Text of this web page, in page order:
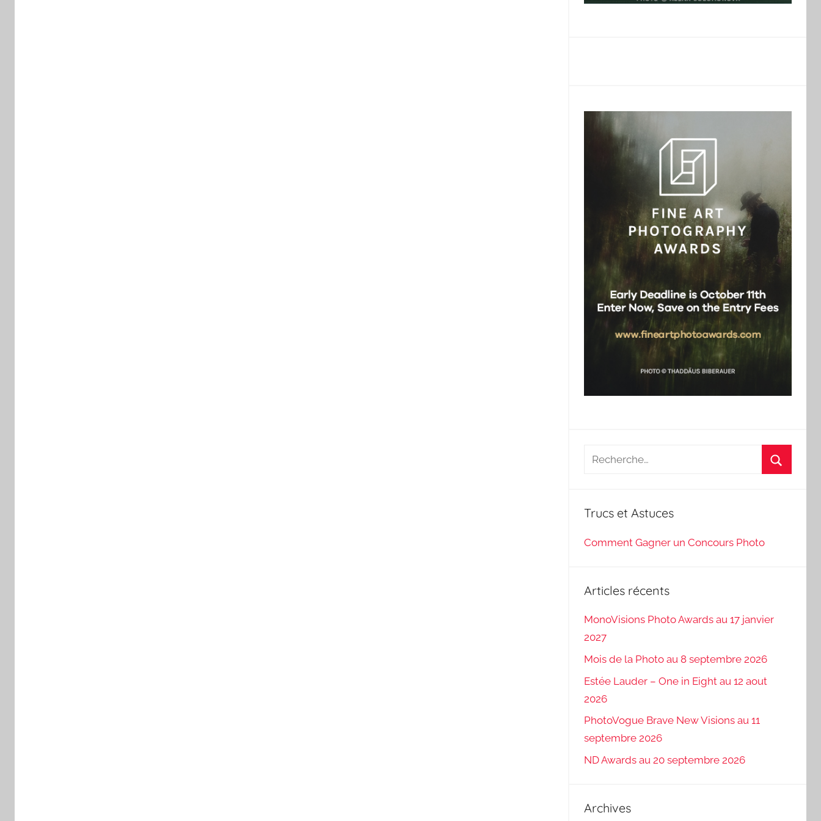
Recherche
Trucs et Astuces
Comment Gagner un Concours Photo
Articles récents
MonoVisions Photo Awards au 17 janvier
2027
Mois de la Photo au 8 septembre 2026
Estée Lauder – One in Eight au 12 aout
2026
PhotoVogue Brave New Visions au 11
septembre 2026
ND Awards au 20 septembre 2026
Archives